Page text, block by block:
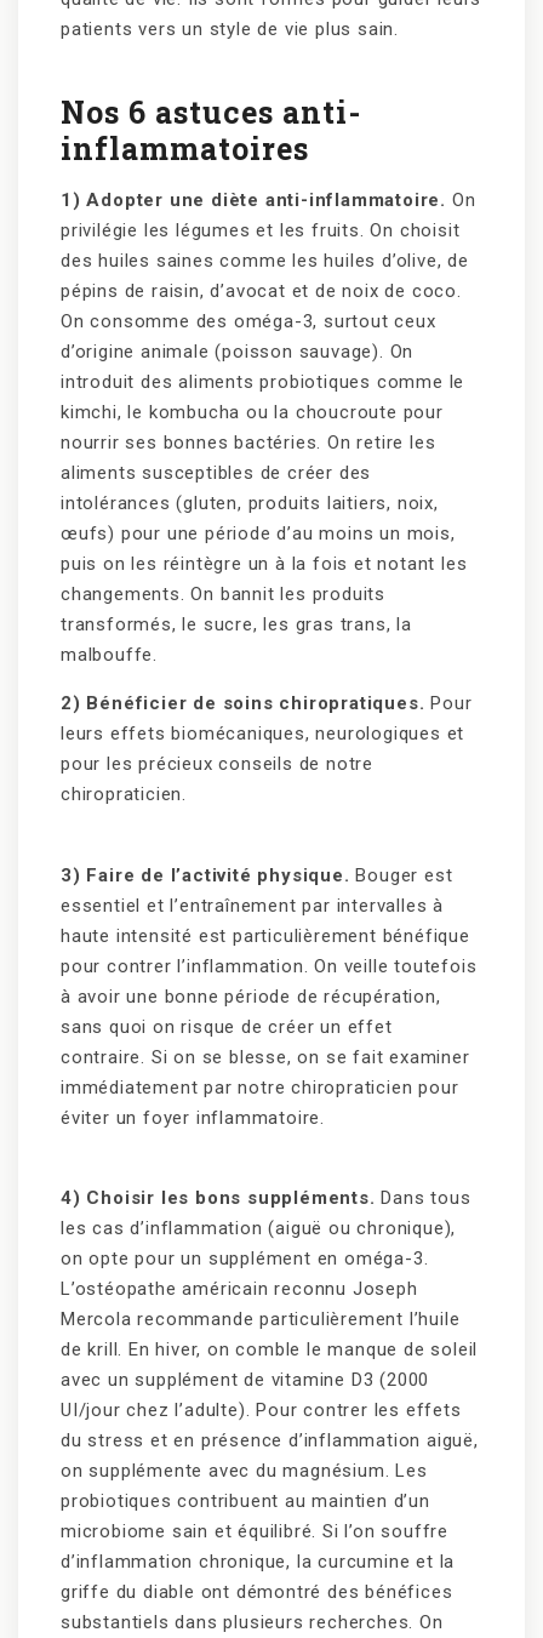
patients vers un style de vie plus sain.
Nos 6 astuces anti-
inflammatoires
1) Adopter une diète anti-inflammatoire. On
privilégie les légumes et les fruits. On choisit
des huiles saines comme les huiles d’olive, de
pépins de raisin, d’avocat et de noix de coco.
On consomme des oméga-3, surtout ceux
d’origine animale (poisson sauvage). On
introduit des aliments probiotiques comme le
kimchi, le kombucha ou la choucroute pour
nourrir ses bonnes bactéries. On retire les
aliments susceptibles de créer des
intolérances (gluten, produits laitiers, noix,
œufs) pour une période d’au moins un mois,
puis on les réintègre un à la fois et notant les
changements. On bannit les produits
transformés, le sucre, les gras trans, la
malbouffe.
2) Bénéficier de soins chiropratiques. Pour
leurs effets biomécaniques, neurologiques et
pour les précieux conseils de notre
chiropraticien.
3) Faire de l’activité physique. Bouger est
essentiel et l’entraînement par intervalles à
haute intensité est particulièrement bénéfique
pour contrer l’inflammation. On veille toutefois
à avoir une bonne période de récupération,
sans quoi on risque de créer un effet
contraire. Si on se blesse, on se fait examiner
immédiatement par notre chiropraticien pour
éviter un foyer inflammatoire.
4) Choisir les bons suppléments. Dans tous
les cas d’inflammation (aiguë ou chronique),
on opte pour un supplément en oméga-3.
L’ostéopathe américain reconnu Joseph
Mercola recommande particulièrement l’huile
de krill. En hiver, on comble le manque de soleil
avec un supplément de vitamine D3 (2000
UI/jour chez l’adulte). Pour contrer les effets
du stress et en présence d’inflammation aiguë,
on supplémente avec du magnésium. Les
probiotiques contribuent au maintien d’un
microbiome sain et équilibré. Si l’on souffre
d’inflammation chronique, la curcumine et la
griffe du diable ont démontré des bénéfices
substantiels dans plusieurs recherches. On